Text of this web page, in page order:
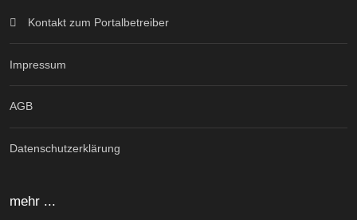
Kontakt zum Portalbetreiber
Impressum
AGB
Datenschutzerklärung
mehr ...